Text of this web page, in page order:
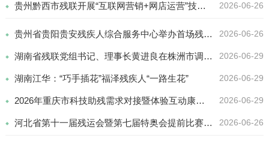
2026-06-26
贵州黔西市残联开展“互联网营销+网店运营”技能培训
2026-06-26
贵州省贵阳贵安残疾人综合服务中心举办首场残疾人专场招聘会
2026-06-29
湖南省残联党组书记、理事长黄进良在株洲市调研时强调：高质量推进全域无障碍环境建设
2026-06-29
湖南江华：“巧手插花”福泽残疾人“一路生花”
2026-06-29
2026年重庆市科技助残需求对接暨体验互动康博会专场活动举行
2026-06-26
河北省第十一届残运会暨第七届特奥会提前比赛项目顺利完赛